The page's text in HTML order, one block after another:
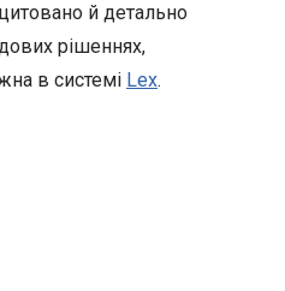
й детально
рішеннях,
в системі Lex.